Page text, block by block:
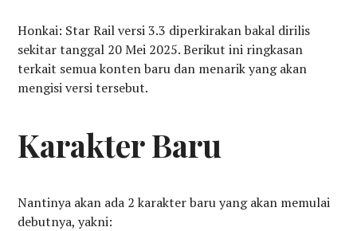
Honkai: Star Rail versi 3.3 diperkirakan bakal dirilis
sekitar tanggal 20 Mei 2025. Berikut ini ringkasan
terkait semua konten baru dan menarik yang akan
mengisi versi tersebut.
Karakter Baru
Nantinya akan ada 2 karakter baru yang akan memulai
debutnya, yakni: